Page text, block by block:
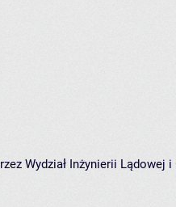
Wydział Inżynierii Lądowej